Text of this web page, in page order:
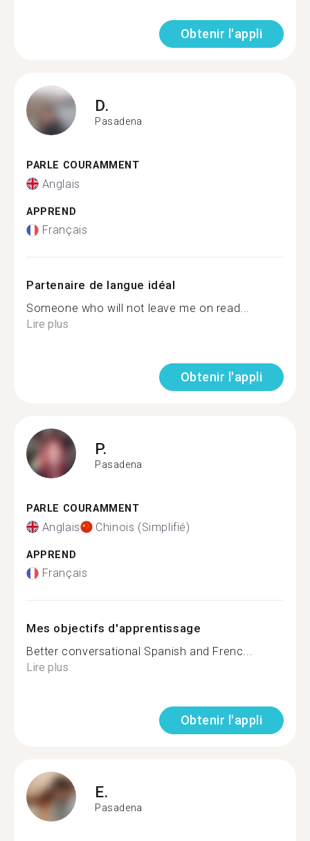
Obtenir l'appli
D.
Pasadena
PARLE COURAMMENT
Anglais
APPREND
Français
Partenaire de langue idéal
Someone who will not leave me on read...
Lire plus
Obtenir l'appli
P.
Pasadena
PARLE COURAMMENT
Anglais Chinois (Simplifié)
APPREND
Français
Mes objectifs d'apprentissage
Better conversational Spanish and Frenc...
Lire plus
Obtenir l'appli
E.
Pasadena